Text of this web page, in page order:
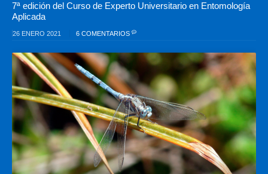
7ª edición del Curso de Experto Universitario en Entomología
Aplicada
26 ENERO 2021 6 COMENTARIOS